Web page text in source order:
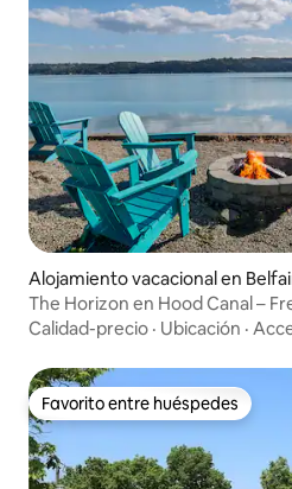
Alojamiento vacacional en
The Horizon en Hood Canal –
hidromasaje
Calidad-precio · Ubicación ·
Favorito entre huéspedes
Favorito entre huéspedes